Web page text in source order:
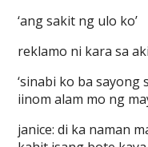
‘ang sakit ng ulo ko’
reklamo ni kara sa
‘sinabi ko ba sayong
iinom alam mo ng
janice: di ka naman